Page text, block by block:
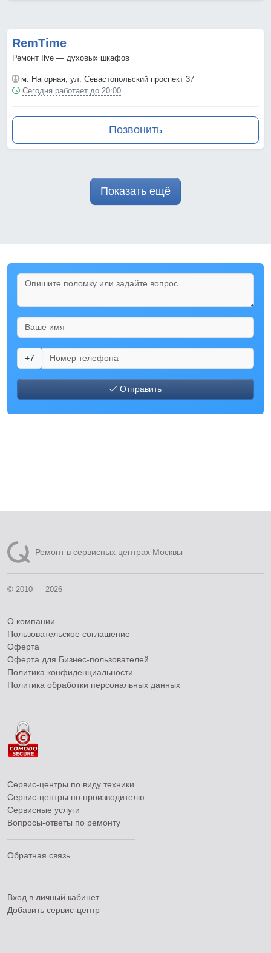
RemTime
Ремонт Ilve — духовых шкафов
м. Нагорная , ул. Севастопольский проспект 37
Сегодня работает до 20:00
Позвонить
Показать ещё
+7
Отправить
Ремонт в сервисных центрах Москвы
© 2010 — 2026
О компании
Пользовательское соглашение
Оферта
Оферта для Бизнес-пользователей
Политика конфиденциальности
Политика обработки персональных данных
Сервис-центры по виду техники
Сервис-центры по производителю
Сервисные услуги
Вопросы-ответы по ремонту
Обратная связь
Вход в личный кабинет
Добавить сервис-центр